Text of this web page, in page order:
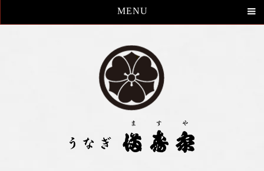
MENU